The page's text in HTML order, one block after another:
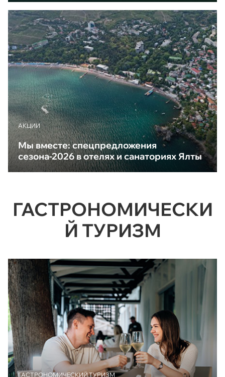
АКЦИИ
Мы вместе: спецпредложения
сезона-2026 в отелях и санаториях Ялты
ГАСТРОНОМИЧЕСКИ
Й ТУРИЗМ
ГАСТРОНОМИЧЕСКИЙ ТУРИЗМ